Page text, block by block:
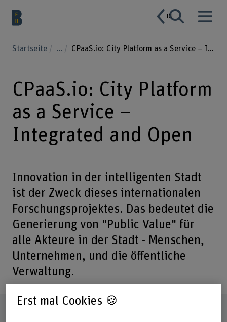
DE
Startseite ... CPaaS.io: City Platform as a Service – Integrated and Open
CPaaS.io: City Platform
as a Service –
Integrated and Open
Innovation in der intelligenten Stadt
ist der Zweck dieses internationalen
Forschungsprojektes. Das bedeutet die
Generierung von "Public Value" für
alle Akteure in der Stadt - Menschen,
Unternehmen, und die öffentliche
Verwaltung.
Erst mal Cookies 🍪